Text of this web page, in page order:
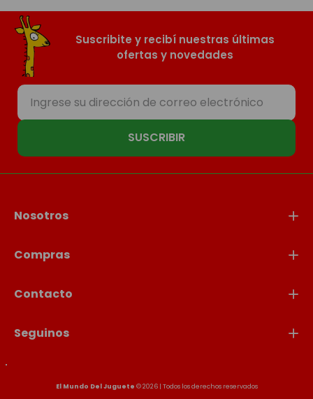
Suscribite y recibí nuestras últimas
ofertas y novedades
SUSCRIBIR
Nosotros
Compras
Contacto
Seguinos
El Mundo Del Juguete © 2026 | Todos los derechos reservados